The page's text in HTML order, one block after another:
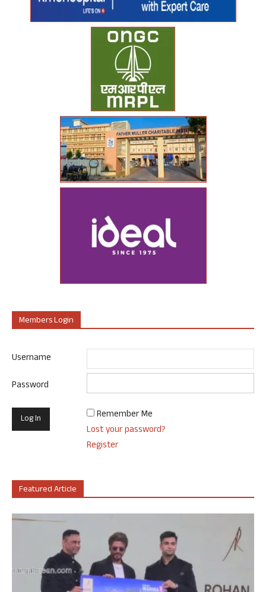
Members Login
Username
Password
Remember Me
Lost your password?
Register
Featured Article